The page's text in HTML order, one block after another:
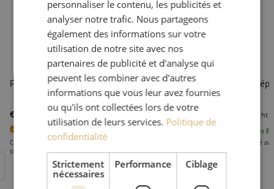
Pince à épiler nickelée, 125mm, Knipex
€ 12,07 € 14,60
Commandé avant 15h00, livré à la première heure le jour ouvrable
suivant
Pince à épiler nickelée, 125mm, Knipex
Pince à
ht
pièces
Commandé
personnaliser le contenu, les publicités et
analyser notre trafic. Nous partageons
également des informations sur votre
utilisation de notre site avec nos
partenaires de publicité et d'analyse qui
peuvent les combiner avec d'autres
informations que vous leur avez fournies
ou qu'ils ont collectées lors de votre
utilisation de leurs services. Politique de
confidentialité
Strictement
nécessaires
Performance Ciblage